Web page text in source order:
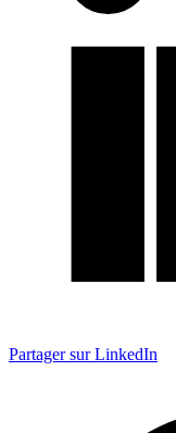
Partager sur LinkedIn